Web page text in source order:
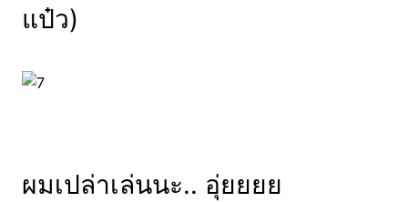
แป๋ว)
ผมเปล่าเล่นนะ.. อุ่ยยยย